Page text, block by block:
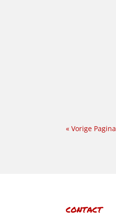
« Vorige Pagina
CONTACT